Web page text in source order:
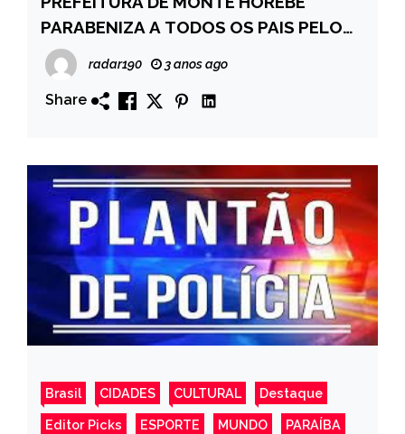
PARABENIZA A TODOS OS PAIS PELO
SEU DIA!
radar190 3 anos ago
Share
Brasil CIDADES CULTURAL Destaque
Editor Picks ESPORTE MUNDO PARAÍBA